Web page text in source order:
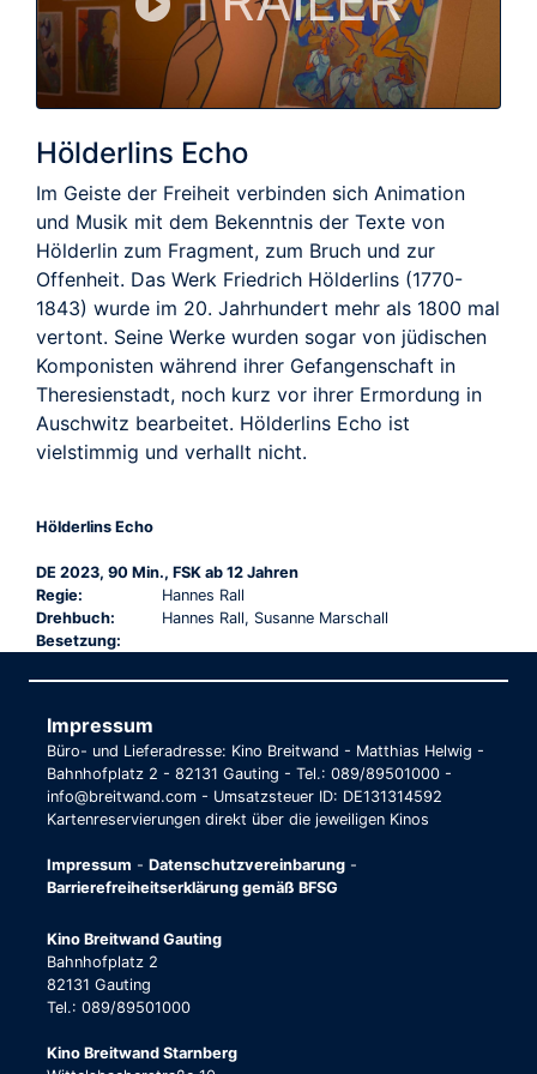
Hölderlins Echo
Im Geiste der Freiheit verbinden sich Animation
und Musik mit dem Bekenntnis der Texte von
Hölderlin zum Fragment, zum Bruch und zur
Offenheit. Das Werk Friedrich Hölderlins (1770-
1843) wurde im 20. Jahrhundert mehr als 1800 mal
vertont. Seine Werke wurden sogar von jüdischen
Komponisten während ihrer Gefangenschaft in
Theresienstadt, noch kurz vor ihrer Ermordung in
Auschwitz bearbeitet. Hölderlins Echo ist
vielstimmig und verhallt nicht.
Hölderlins Echo
DE 2023, 90 Min., FSK ab 12 Jahren
Regie:
Hannes Rall
Drehbuch:
Hannes Rall, Susanne Marschall
Besetzung:
Impressum
Büro- und Lieferadresse: Kino Breitwand - Matthias Helwig -
Bahnhofplatz 2 - 82131 Gauting - Tel.: 089/89501000 -
info@breitwand.com - Umsatzsteuer ID: DE131314592
Kartenreservierungen direkt über die jeweiligen Kinos
Impressum - Datenschutzvereinbarung -
Barrierefreiheitserklärung gemäß BFSG
Kino Breitwand Gauting
Bahnhofplatz 2
82131 Gauting
Tel.: 089/89501000
Kino Breitwand Starnberg